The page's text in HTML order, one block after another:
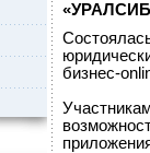
«УРАЛСИБ
бизнес-